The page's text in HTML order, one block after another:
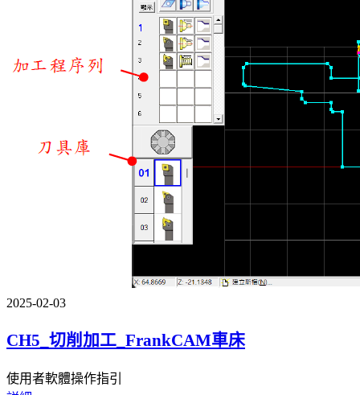
2025-02-03
CH5_切削加工_FrankCAM車床
使用者軟體操作指引